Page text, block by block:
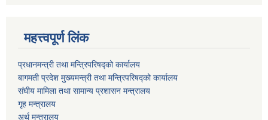
महत्त्वपूर्ण लिंक
प्रधानमन्त्री तथा मन्त्रिपरिषद्को कार्यालय
बागमती प्रदेश मुख्यमन्त्री तथा मन्त्रिपरिषद्को कार्यालय
संघीय मामिला तथा सामान्य प्रशासन मन्त्रालय
गृह मन्त्रालय
अर्थ मन्त्रालय